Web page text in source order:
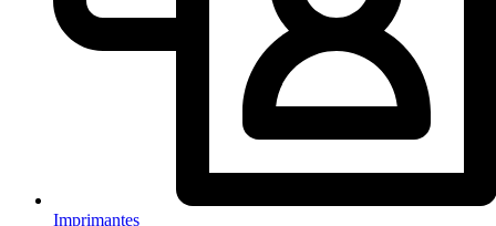
Imprimantes